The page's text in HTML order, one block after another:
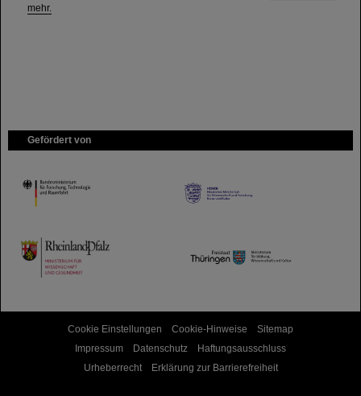
mehr.
Gefördert von
HMWK
TMWWDG
Cookie Einstellungen Cookie-Hinweise
Sitemap
Impressum
Datenschutz
Haftungsausschluss
Urheberrecht
Erklärung zur Barrierefreiheit